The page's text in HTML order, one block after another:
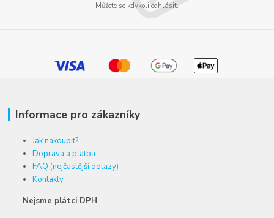
Můžete se kdykoli odhlásit.
Informace pro zákazníky
Jak nakoupit?
Doprava a platba
FAQ (nejčastější dotazy)
Kontakty
Nejsme plátci DPH